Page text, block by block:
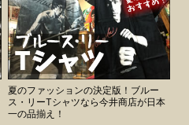
夏のファッションの決定版！ブルー
ス・リーTシャツなら今井商店が日本
一の品揃え！